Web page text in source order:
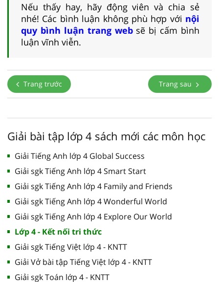
Nếu thấy hay, hãy động viên và chia sẻ
nhé! Các bình luận không phù hợp với nội
quy bình luận trang websẽ bị cấm bình
luận vĩnh viễn.
Trang trước Trang sau
Giải bài tập lớp 4 sách mới các môn học
Giải Tiếng Anh lớp 4 Global Success
Giải sgk Tiếng Anh lớp 4 Smart Start
Giải sgk Tiếng Anh lớp 4 Family and Friends
Giải sgk Tiếng Anh lớp 4 Wonderful World
Giải sgk Tiếng Anh lớp 4 Explore Our World
Lớp 4 - Kết nối tri thức
Giải sgk Tiếng Việt lớp 4 - KNTT
Giải Vở bài tập Tiếng Việt lớp 4 - KNTT
Giải sgk Toán lớp 4 - KNTT